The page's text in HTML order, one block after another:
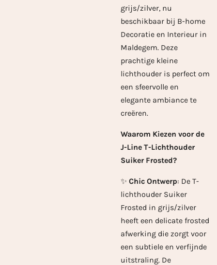
grijs/zilver, nu
beschikbaar bij B-home
Decoratie en Interieur in
Maldegem. Deze
prachtige kleine
lichthouder is perfect om
een sfeervolle en
elegante ambiance te
creëren.
Waarom Kiezen voor de
J-Line T-Lichthouder
Suiker Frosted?
✨ Chic Ontwerp: De T-
lichthouder Suiker
Frosted in grijs/zilver
heeft een delicate frosted
afwerking die zorgt voor
een subtiele en verfijnde
uitstraling. De